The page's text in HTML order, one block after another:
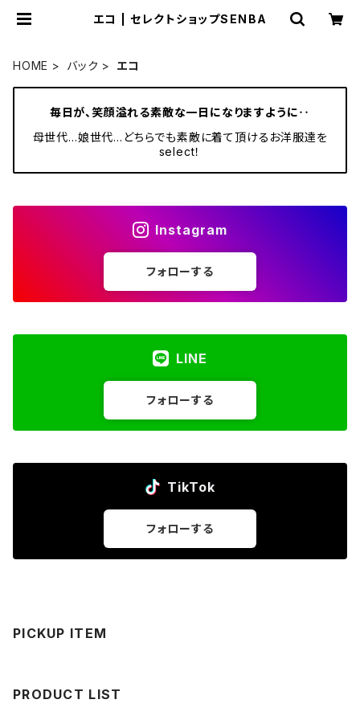
エコ | セレクトショップSENBA
HOME バック エコ
毎日が、笑顔溢れる素敵な一日になりますように‥
母世代…娘世代…どちらでも素敵に着て頂けるお洋服達を
select！
Instagram
フォローする
LINE
フォローする
TikTok
フォローする
PICKUP ITEM
PRODUCT LIST